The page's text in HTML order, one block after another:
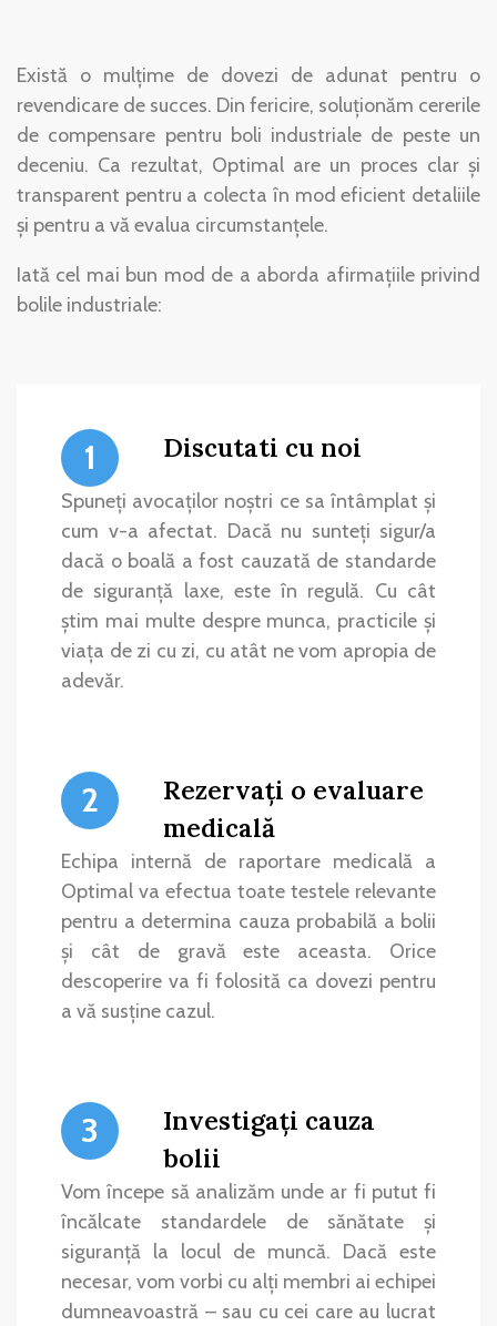
Există o mulțime de dovezi de adunat pentru o
revendicare de succes. Din fericire, soluționăm cererile
de compensare pentru boli industriale de peste un
deceniu. Ca rezultat, Optimal are un proces clar și
transparent pentru a colecta în mod eficient detaliile
și pentru a vă evalua circumstanțele.
Iată cel mai bun mod de a aborda afirmațiile privind
bolile industriale:
1 Discutati cu noi
Spuneți avocaților noștri ce sa întâmplat și
cum v-a afectat. Dacă nu sunteți sigur/a
dacă o boală a fost cauzată de standarde
de siguranță laxe, este în regulă. Cu cât
știm mai multe despre munca, practicile și
viața de zi cu zi, cu atât ne vom apropia de
adevăr.
2
Rezervați o evaluare
medicală
Echipa internă de raportare medicală a
Optimal va efectua toate testele relevante
pentru a determina cauza probabilă a bolii
și cât de gravă este aceasta. Orice
descoperire va fi folosită ca dovezi pentru
a vă susține cazul.
3
Investigați cauza
bolii
Vom începe să analizăm unde ar fi putut fi
încălcate standardele de sănătate și
siguranță la locul de muncă. Dacă este
necesar, vom vorbi cu alți membri ai echipei
dumneavoastră – sau cu cei care au lucrat